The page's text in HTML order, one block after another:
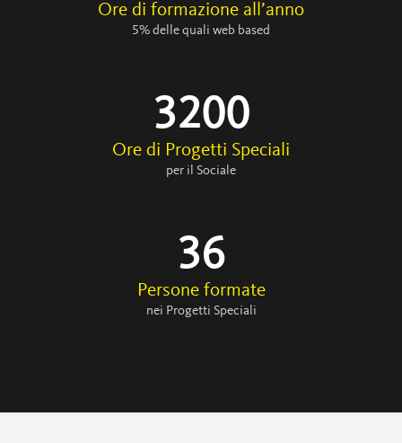
Ore di formazione all’anno
5% delle quali web based
3200
Ore di Progetti Speciali
per il Sociale
36
Persone formate
nei Progetti Speciali